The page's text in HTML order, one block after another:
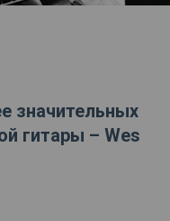
значительных
гитары – Wes